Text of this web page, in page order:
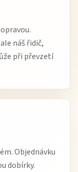
náš řidič,
při převzetí
Objednávku
dobírky.